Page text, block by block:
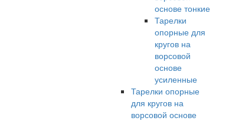
основе тонкие
Тарелки
опорные для
кругов на
ворсовой
основе
усиленные
Тарелки опорные
для кругов на
ворсовой основе